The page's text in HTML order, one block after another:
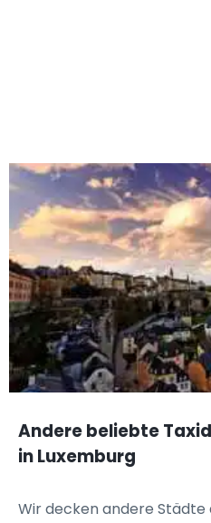
Andere beliebte
in Luxemburg
Wir decken andere Städte